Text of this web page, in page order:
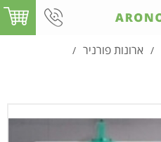
/ ארונות פורניר /